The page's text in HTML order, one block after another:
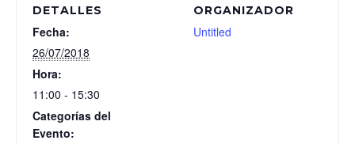
DETALLES
Fecha:
26/07/2018
Hora:
11:00 - 15:30
Categorías del
Evento:
ORGANIZADOR
Untitled